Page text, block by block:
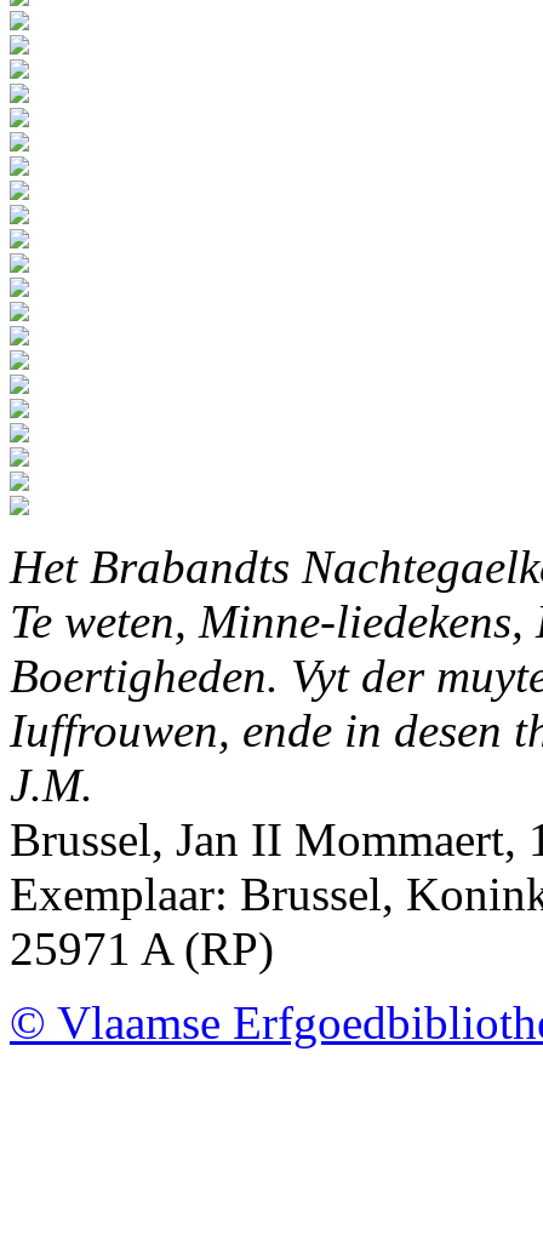
Het Brabandts
Te weten, Minne-
Boertigheden. Vyt der
Iuffrouwen, ende in desen
J.M.
Brussel, Jan II Mommaert,
Exemplaar: Brussel,
25971 A (RP)
© Vlaamse